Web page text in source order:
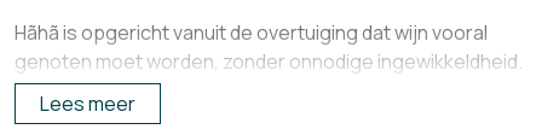
Hãhã is opgericht vanuit de overtuiging dat wijn vooral
genoten moet worden, zonder onnodige ingewikkeldheid.
Als familiebedrijf staat Hãhã voor kwaliteit, gulheid en
respect voor het land waarop de druiven worden
Lees meer